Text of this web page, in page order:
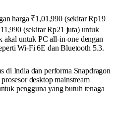
harga ₹1,01,990 (sekitar Rp19
(sekitar Rp21 juta) untuk
untuk PC all-in-one dengan
Wi-Fi 6E dan Bluetooth 5.3.
di India dan performa Snapdragon
desktop mainstream
pengguna yang butuh tenaga